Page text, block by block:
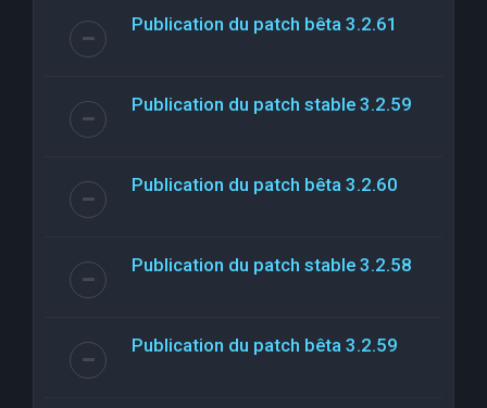
Publication du patch bêta 3.2.61
Publication du patch stable 3.2.59
Publication du patch bêta 3.2.60
Publication du patch stable 3.2.58
Publication du patch bêta 3.2.59